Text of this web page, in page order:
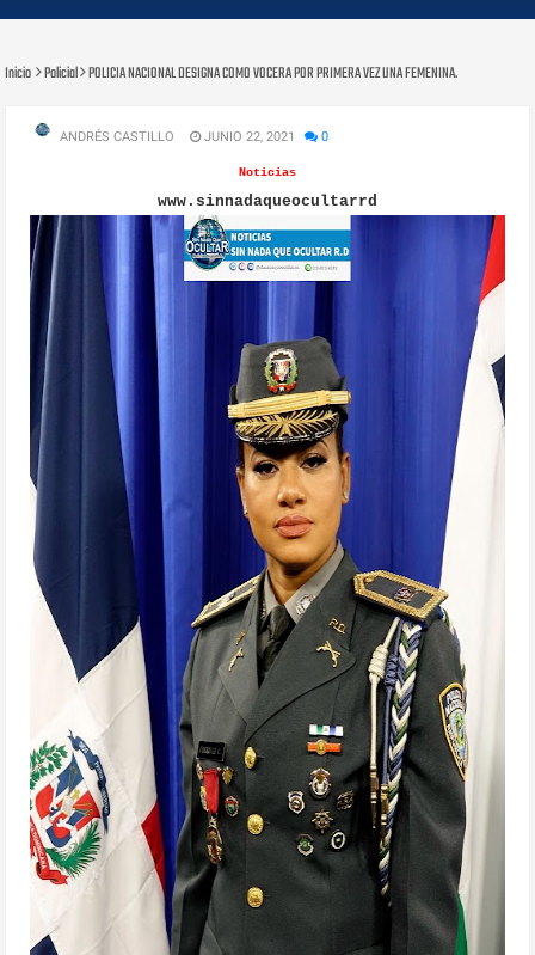
Inicio Policial POLICIA NACIONAL DESIGNA COMO VOCERA POR PRIMERA VEZ UNA FEMENINA.
ANDRÉS CASTILLO JUNIO 22, 2021 0
Noticias
www.sinnadaqueocultarrd